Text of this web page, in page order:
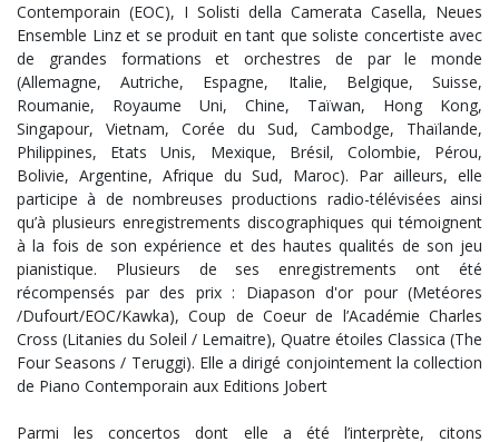
Contemporain (EOC), I Solisti della Camerata Casella, Neues
Ensemble Linz et se produit en tant que soliste concertiste avec
de grandes formations et orchestres de par le monde
(Allemagne, Autriche, Espagne, Italie, Belgique, Suisse,
Roumanie, Royaume Uni, Chine, Taïwan, Hong Kong,
Singapour, Vietnam, Corée du Sud, Cambodge, Thaïlande,
Philippines, Etats Unis, Mexique, Brésil, Colombie, Pérou,
Bolivie, Argentine, Afrique du Sud, Maroc). Par ailleurs, elle
participe à de nombreuses productions radio-télévisées ainsi
qu’à plusieurs enregistrements discographiques qui témoignent
à la fois de son expérience et des hautes qualités de son jeu
pianistique. Plusieurs de ses enregistrements ont été
récompensés par des prix : Diapason d'or pour (Metéores
/Dufourt/EOC/Kawka), Coup de Coeur de l’Académie Charles
Cross (Litanies du Soleil / Lemaitre), Quatre étoiles Classica (The
Four Seasons / Teruggi). Elle a dirigé conjointement la collection
de Piano Contemporain aux Editions Jobert
Parmi les concertos dont elle a été l’interprète, citons